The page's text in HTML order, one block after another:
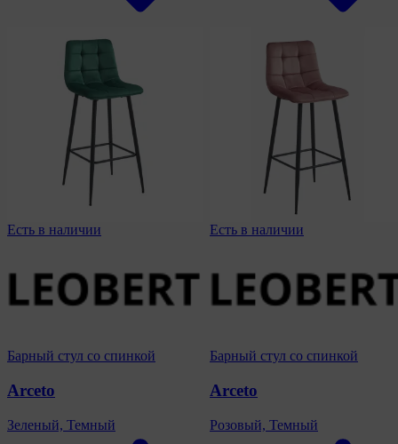
Есть в наличии
Барный стул со спинкой
Arceto
Зеленый, Темный
Есть в наличии
Барный стул со спинкой
Arceto
Розовый, Темный